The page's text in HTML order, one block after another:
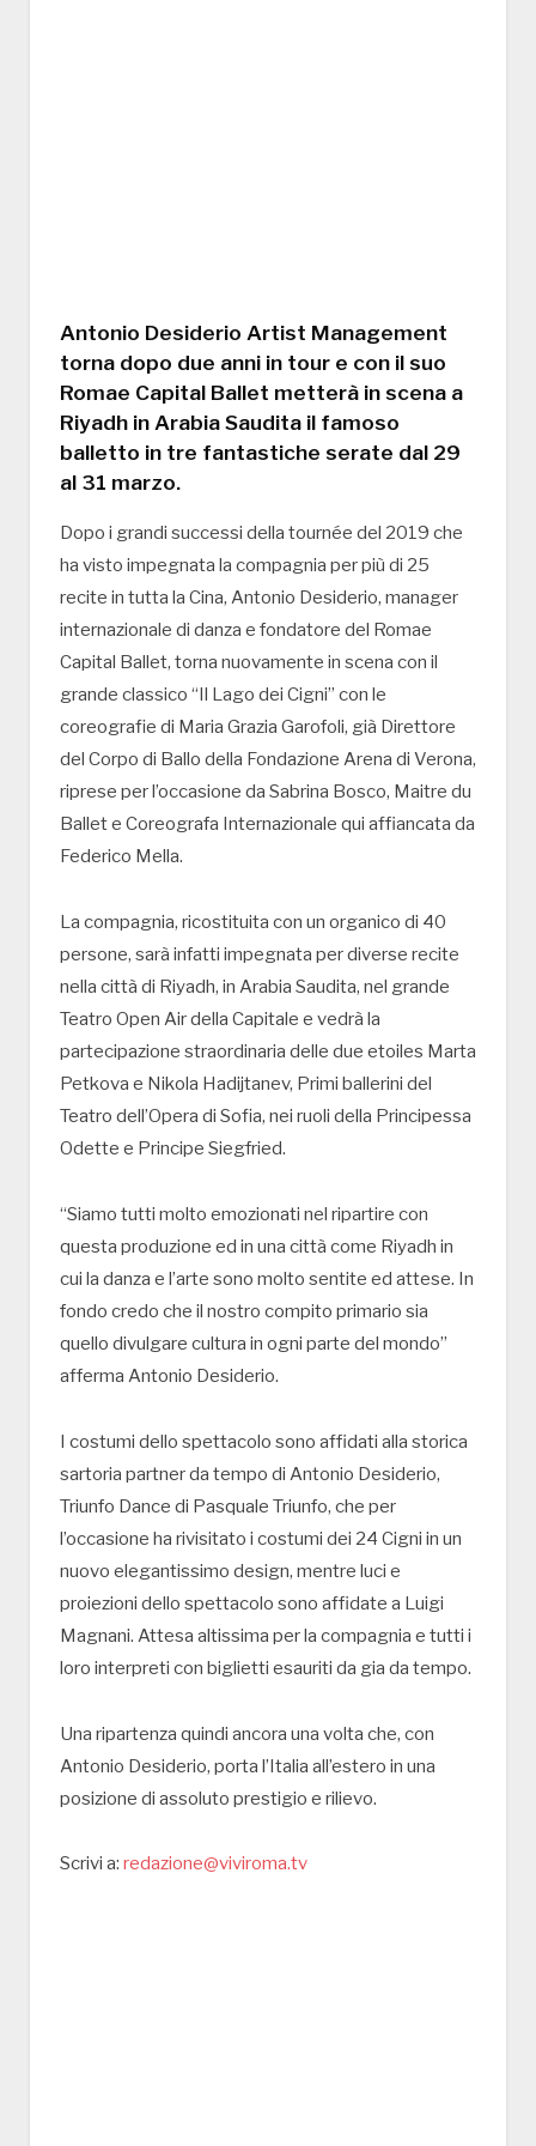
Antonio Desiderio Artist Management
torna dopo due anni in tour e con il suo
Romae Capital Ballet metterà in scena a
Riyadh in Arabia Saudita il famoso
balletto in tre fantastiche serate dal 29
al 31 marzo.
Dopo i grandi successi della tournée del 2019 che
ha visto impegnata la compagnia per più di 25
recite in tutta la Cina, Antonio Desiderio, manager
internazionale di danza e fondatore del Romae
Capital Ballet, torna nuovamente in scena con il
grande classico “Il Lago dei Cigni” con le
coreografie di Maria Grazia Garofoli, già Direttore
del Corpo di Ballo della Fondazione Arena di Verona,
riprese per l’occasione da Sabrina Bosco, Maitre du
Ballet e Coreografa Internazionale qui affiancata da
Federico Mella.
La compagnia, ricostituita con un organico di 40
persone, sarà infatti impegnata per diverse recite
nella città di Riyadh, in Arabia Saudita, nel grande
Teatro Open Air della Capitale e vedrà la
partecipazione straordinaria delle due etoiles Marta
Petkova e Nikola Hadijtanev, Primi ballerini del
Teatro dell’Opera di Sofia, nei ruoli della Principessa
Odette e Principe Siegfried.
“Siamo tutti molto emozionati nel ripartire con
questa produzione ed in una città come Riyadh in
cui la danza e l’arte sono molto sentite ed attese. In
fondo credo che il nostro compito primario sia
quello divulgare cultura in ogni parte del mondo”
afferma Antonio Desiderio.
I costumi dello spettacolo sono affidati alla storica
sartoria partner da tempo di Antonio Desiderio,
Triunfo Dance di Pasquale Triunfo, che per
l’occasione ha rivisitato i costumi dei 24 Cigni in un
nuovo elegantissimo design, mentre luci e
proiezioni dello spettacolo sono affidate a Luigi
Magnani. Attesa altissima per la compagnia e tutti i
loro interpreti con biglietti esauriti da gia da tempo.
Una ripartenza quindi ancora una volta che, con
Antonio Desiderio, porta l’Italia all’estero in una
posizione di assoluto prestigio e rilievo.
Scrivi a: redazione@viviroma.tv